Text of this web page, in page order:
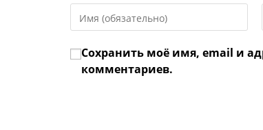
свое
или
имя
Сохранить моё имя, email и
комментариев.